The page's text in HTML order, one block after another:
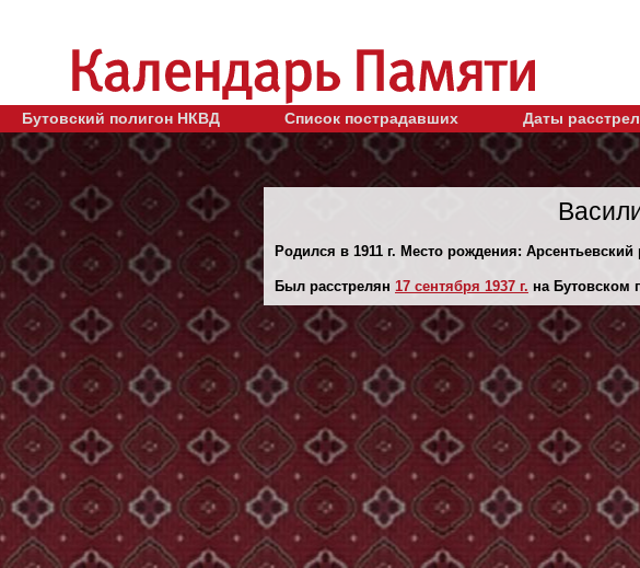
Бутовский полигон НКВД Список пострадавших Даты
Родился в 1911 г. Место рождения:
Был расстрелян 17 сентября 1937 г. на Бутовском